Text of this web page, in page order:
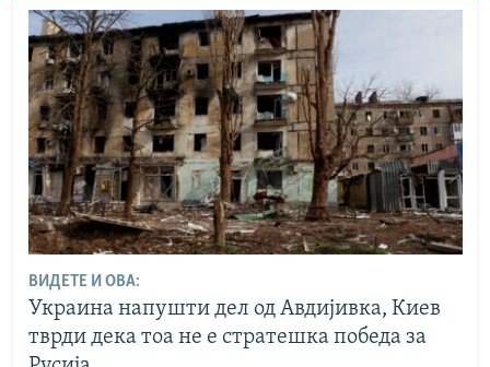
ВИДЕТЕ И ОВА:
Украина напушти дел од Авдијивка, Киев
тврди дека тоа не е стратешка победа за